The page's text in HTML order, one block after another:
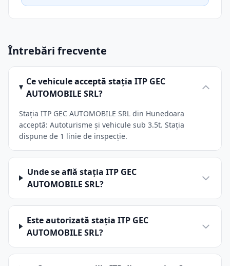
Întrebări frecvente
Ce vehicule acceptă stația ITP GEC
AUTOMOBILE SRL?
Stația ITP GEC AUTOMOBILE SRL din Hunedoara
acceptă: Autoturisme și vehicule sub 3.5t. Stația
dispune de 1 linie de inspecție.
Unde se află stația ITP GEC
AUTOMOBILE SRL?
Este autorizată stația ITP GEC
AUTOMOBILE SRL?